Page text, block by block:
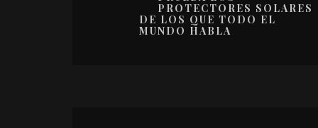
PROTECTORES SOLARES
DE LOS QUE TODO EL
MUNDO HABLA